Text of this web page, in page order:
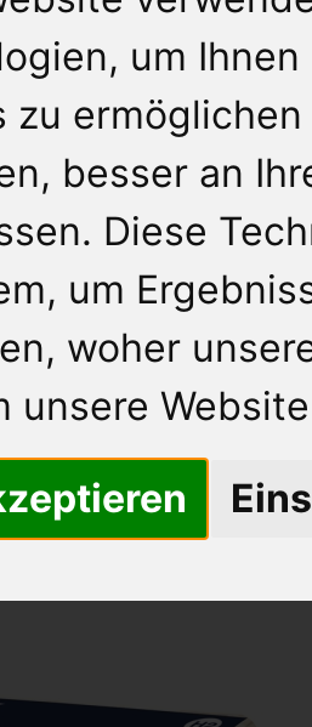
um
zu
besser an
Diese
um
woher
unsere